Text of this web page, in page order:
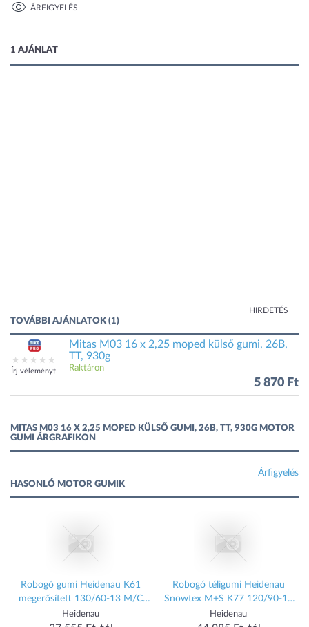
ÁRFIGYELÉS
1 AJÁNLAT
HIRDETÉS
TOVÁBBI AJÁNLATOK (1)
Írj véleményt!
Mitas M03 16 x 2,25 moped külső gumi, 26B,
TT, 930g
Raktáron
5 870 Ft
MITAS M03 16 X 2,25 MOPED KÜLSŐ GUMI, 26B, TT, 930G MOTOR
GUMI ÁRGRAFIKON
Árfigyelés
HASONLÓ MOTOR GUMIK
Robogó gumi Heidenau K61
megerősített 130/60-13 M/C
60P TL
Heidenau
Robogó téligumi Heidenau
Snowtex M+S K77 120/90-10
66M TL
Heidenau